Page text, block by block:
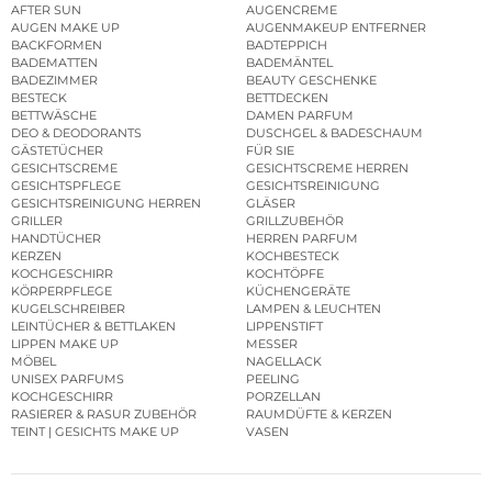
AFTER SUN
AUGENCREME
AUGEN MAKE UP
AUGENMAKEUP ENTFERNER
BACKFORMEN
BADTEPPICH
BADEMATTEN
BADEMÄNTEL
BADEZIMMER
BEAUTY GESCHENKE
BESTECK
BETTDECKEN
BETTWÄSCHE
DAMEN PARFUM
DEO & DEODORANTS
DUSCHGEL & BADESCHAUM
GÄSTETÜCHER
FÜR SIE
GESICHTSCREME
GESICHTSCREME HERREN
GESICHTSPFLEGE
GESICHTSREINIGUNG
GESICHTSREINIGUNG HERREN
GLÄSER
GRILLER
GRILLZUBEHÖR
HANDTÜCHER
HERREN PARFUM
KERZEN
KOCHBESTECK
KOCHGESCHIRR
KOCHTÖPFE
KÖRPERPFLEGE
KÜCHENGERÄTE
KUGELSCHREIBER
LAMPEN & LEUCHTEN
LEINTÜCHER & BETTLAKEN
LIPPENSTIFT
LIPPEN MAKE UP
MESSER
MÖBEL
NAGELLACK
UNISEX PARFUMS
PEELING
KOCHGESCHIRR
PORZELLAN
RASIERER & RASUR ZUBEHÖR
RAUMDÜFTE & KERZEN
TEINT | GESICHTS MAKE UP
VASEN